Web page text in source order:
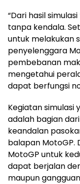
“Dari hasil
tanpa kendala.
untuk melakukan
penyelenggara
pembebanan
mengetahui
dapat berfungsi
Kegiatan simulasi
adalah bagian
keandalan
balapan MotoGP.
MotoGP untuk
dapat berjalan
maupun